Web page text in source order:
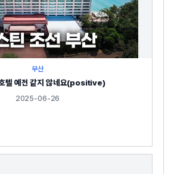
부산
텔 예전 같지 않네요(positive)
2025-06-26